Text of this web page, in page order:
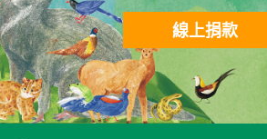
線上捐款